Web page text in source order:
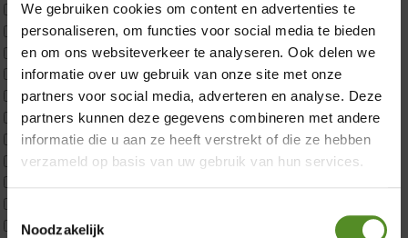
We gebruiken cookies om content en advertenties te
personaliseren, om functies voor social media te bieden
en om ons websiteverkeer te analyseren. Ook delen we
informatie over uw gebruik van onze site met onze
partners voor social media, adverteren en analyse. Deze
partners kunnen deze gegevens combineren met andere
informatie die u aan ze heeft verstrekt of die ze hebben
verzameld op basis van uw gebruik van hun services.
Toestemmingsselectie
Noodzakelijk
2x p650 1pers
Custom
CustomBoxspring
ErkendMatras 1 Pers
ErkendMatras 2 Pers
ErkendMatras twijfelaar product
Matrassen
Matrastopper 10cm
p350 twijfelaar
×